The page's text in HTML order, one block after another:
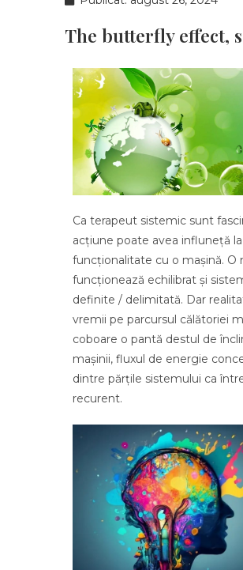
The butterfly effect,
Ca terapeut sistemic sunt
acțiune poate avea influneță
funcționalitate cu o mașină. O
funcționează echilibrat și
definite / delimitată. Dar
vremii pe parcursul călătoriei
coboare o pantă destul de
mașinii, fluxul de energie
dintre părțile sistemului ca
recurent.